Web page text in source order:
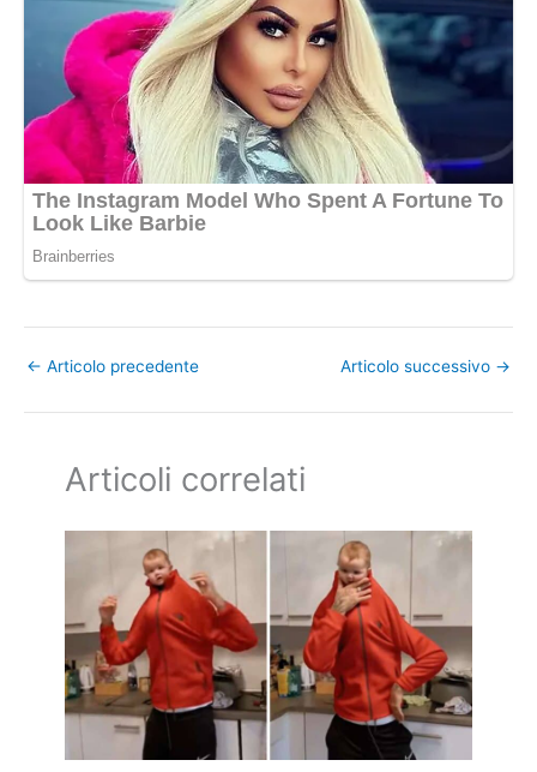
← Articolo precedente Articolo successivo →
Articoli correlati